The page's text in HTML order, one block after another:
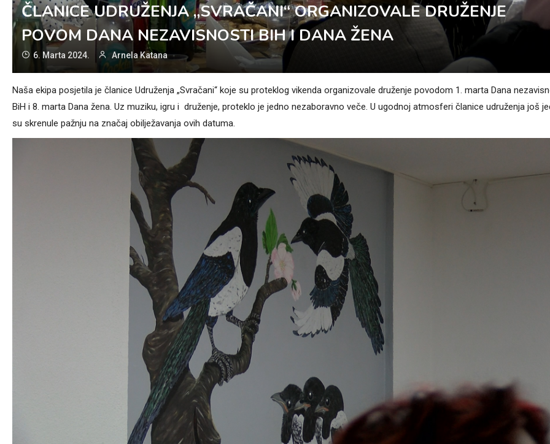
ČLANICE UDRUŽENJA „SVRAČANI“ ORGANIZOVALE DRUŽENJE
POVOM DANA NEZAVISNOSTI BIH I DANA ŽENA
6. Marta 2024. Arnela Katana
Naša ekipa posjetila je članice Udruženja „Svračani“ koje su proteklog vikenda organizovale druženje povodom 1. marta Dana
BiH i 8. marta Dana žena. Uz muziku, igru i druženje, proteklo je jedno nezaboravno veče. U ugodnoj atmosferi članice udruženja još
su skrenule pažnju na značaj obilježavanja ovih datuma.